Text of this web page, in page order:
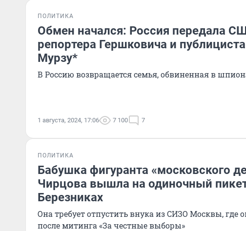
ПОЛИТИКА
Обмен начался: Россия передала
репортера Гершковича и
Мурзу*
В Россию возвращается семья, обвиненная в
1 августа, 2024, 17:06 7 100 7
ПОЛИТИКА
Бабушка фигуранта «московского
Чирцова вышла на одиночный
Березниках
Она требует отпустить внука из СИЗО Москвы, где
после митинга «За честные выборы»